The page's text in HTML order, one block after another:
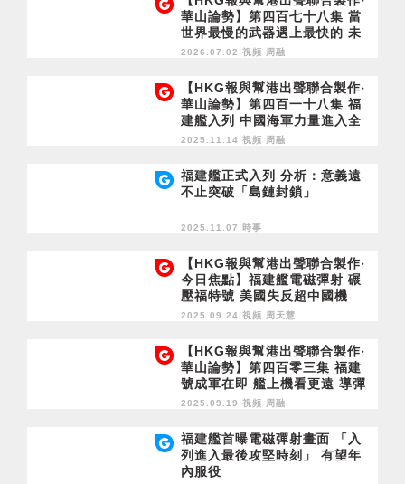
華山論勢】第四百七十八集 當
世界最慢的武器遇上最快的 未
來海戰的新視野 中國如何戰勝
2026.07.02 視頻 周融
【HKG報與幫港出聲聯合製作‧
華山論勢】第四百一十八集 福
建艦入列 中國海軍力量進入全
球第二 美國更難「恰」中國
2025.11.14 視頻 周融
福建艦正式入列 分析：意義遠
不止突破「島鏈封鎖」
2025.11.07 時事
【HKG報與幫港出聲聯合製作‧
今日焦點】福建艦電磁彈射 碾
壓福特號 美國失反超中國機
會！亡命追風 罰則應加辣 速徵
2025.09.24 視頻 周天慧
【HKG報與幫港出聲聯合製作‧
華山論勢】第四百零三集 福建
號成軍在即 艦上機看更遠 導彈
打更遠 航母對撼 中國壓倒性優
2025.09.19 視頻 周融
福建艦首曝電磁彈射畫面 「入
列進入最後攻堅時刻」 有望年
內服役